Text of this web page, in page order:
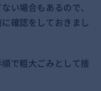
い場合もあるので、
確認をしておきまし
で粗大ごみとして捨